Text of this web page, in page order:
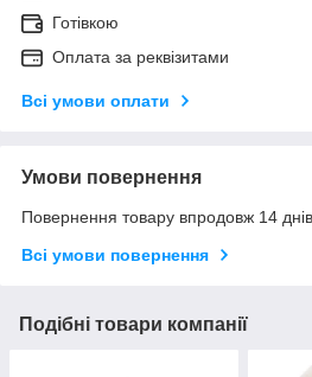
Готівкою
Оплата за реквізитами
Всі умови оплати
Умови повернення
Повернення товару впродовж 14
Всі умови повернення
Подібні товари компанії